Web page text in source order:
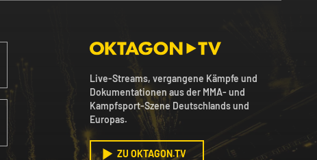
Live-Streams, vergangene Kämpfe und
Dokumentationen aus der MMA- und
Kampfsport-Szene Deutschlands und
Europas.
ZU OKTAGON.TV